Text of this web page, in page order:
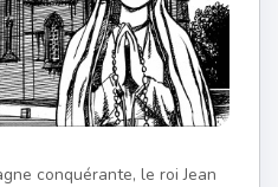
conquérante, le roi Jean